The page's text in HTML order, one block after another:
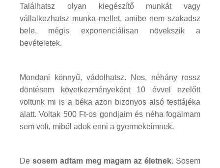
Találhatsz olyan kiegészítő munkát vagy
vállalkozhatsz munka mellet, amibe nem szakadsz
bele, mégis exponenciálisan növekszik a
bevételetek.
Mondani könnyű, vádolhatsz. Nos, néhány rossz
döntésem következményeként 10 évvel ezelőtt
voltunk mi is a béka azon bizonyos alsó testtájéka
alatt. Voltak 500 Ft-os gondjaim és néha fogalmam
sem volt, miből adok enni a gyermekeimnek.
De sosem adtam meg magam az életnek. Sosem